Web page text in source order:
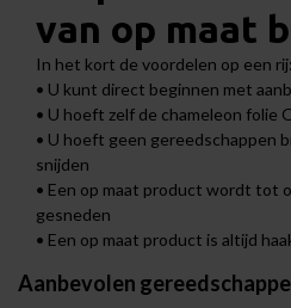
van op maat
In het kort de voordelen op een rij:
• U kunt direct beginnen met
• U hoeft zelf de chameleon folie
• U hoeft geen gereedschappen
snijden
• Een op maat product wordt tot
gesneden
• Een op maat product is altijd
Aanbevolen